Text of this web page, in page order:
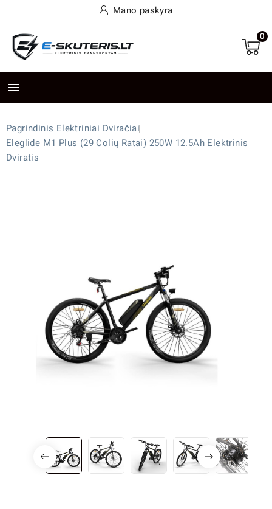
Mano paskyra
0

Pagrindinis Elektriniai Dviračiai
Eleglide M1 Plus (29 Colių Ratai) 250W 12.5Ah Elektrinis
Dviratis